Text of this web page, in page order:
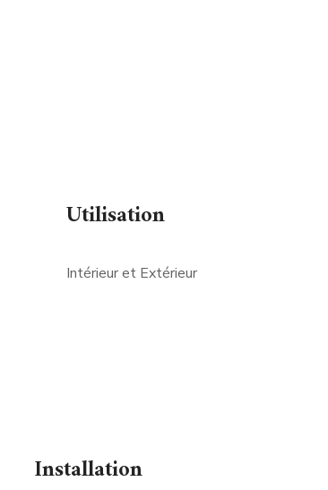
Utilisation
Intérieur et Extérieur
Installation